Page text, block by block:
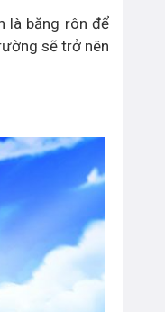
là băng rôn để
sẽ trở nên